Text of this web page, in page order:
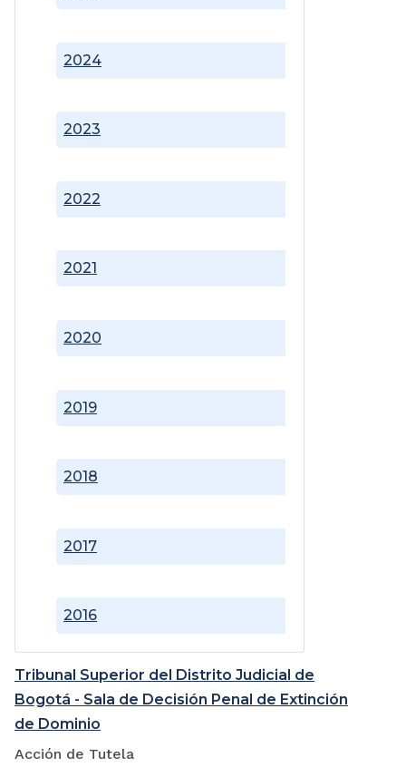
2016
2017
2018
2019
2020
2021
2022
2023
2024
Tribunal Superior del Distrito Judicial de
Bogotá - Sala de Decisión Penal de Extinción
de Dominio
Acción de Tutela